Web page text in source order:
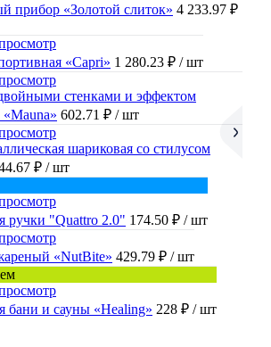
прибор «Золотой слиток» 4 233.97 ₽
«Capri» 1 280.23 ₽ / шт
стенками и эффектом
602.71 ₽ / шт
шариковая со стилусом
₽ / шт
ручки "Quattro 2.0" 174.50 ₽ / шт
«NutBite» 429.79 ₽ / шт
бани и сауны «Healing» 228 ₽ / шт